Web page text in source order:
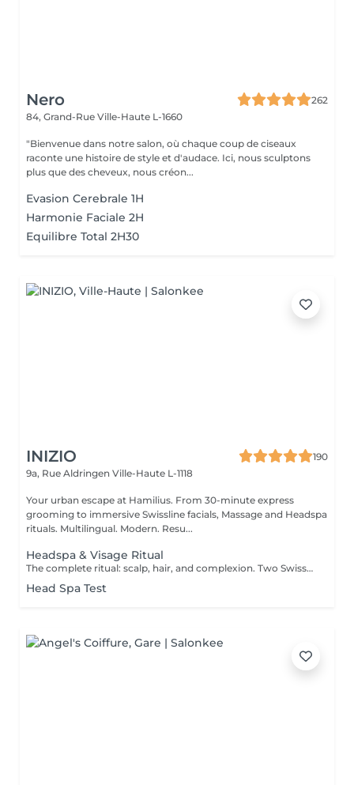
Nero
262
84, Grand-Rue Ville-Haute L-1660
"Bienvenue dans notre salon, où chaque coup de ciseaux
raconte une histoire de style et d'audace. Ici, nous sculptons
plus que des cheveux, nous créon...
Evasion Cerebrale 1H
Harmonie Faciale 2H
Equilibre Total 2H30
INIZIO
190
9a, Rue Aldringen Ville-Haute L-1118
Your urban escape at Hamilius. From 30-minute express
grooming to immersive Swissline facials, Massage and Headspa
rituals. Multilingual. Modern. Resu...
Headspa & Visage Ritual
The complete ritual: scalp, hair, and complexion. Two Swiss-Italian signatures, one private room. Two hours of complete wellness, weaving together our two signature rituals in the same private treatment room. The session opens with the full 90-minute headspa personalised scalp diagnosis, four-step protocol with Hylis, the Italian professional haircare brand crafted in Treviso followed by a tailored facial with Swissline, the Swiss skincare house founded in 1989 and celebrated worldwide for its collagen-based, skin-longevity formulas, available exclusively at Inizio in Luxembourg. Two scientific traditions, two exclusive collaborations, one continuous moment of restoration. Closed with a refined blow-dry and brushing. Our most complete wellness experience, for those who want to step out of the day entirely. Included: full Hylis headspa ritual, personalised Swissline facial, blow-dry and brushing.
Head Spa Test